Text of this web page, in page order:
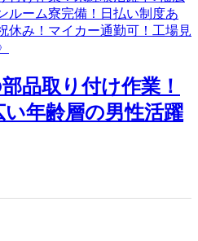
品取り付け作業！
年齢層の男性活躍